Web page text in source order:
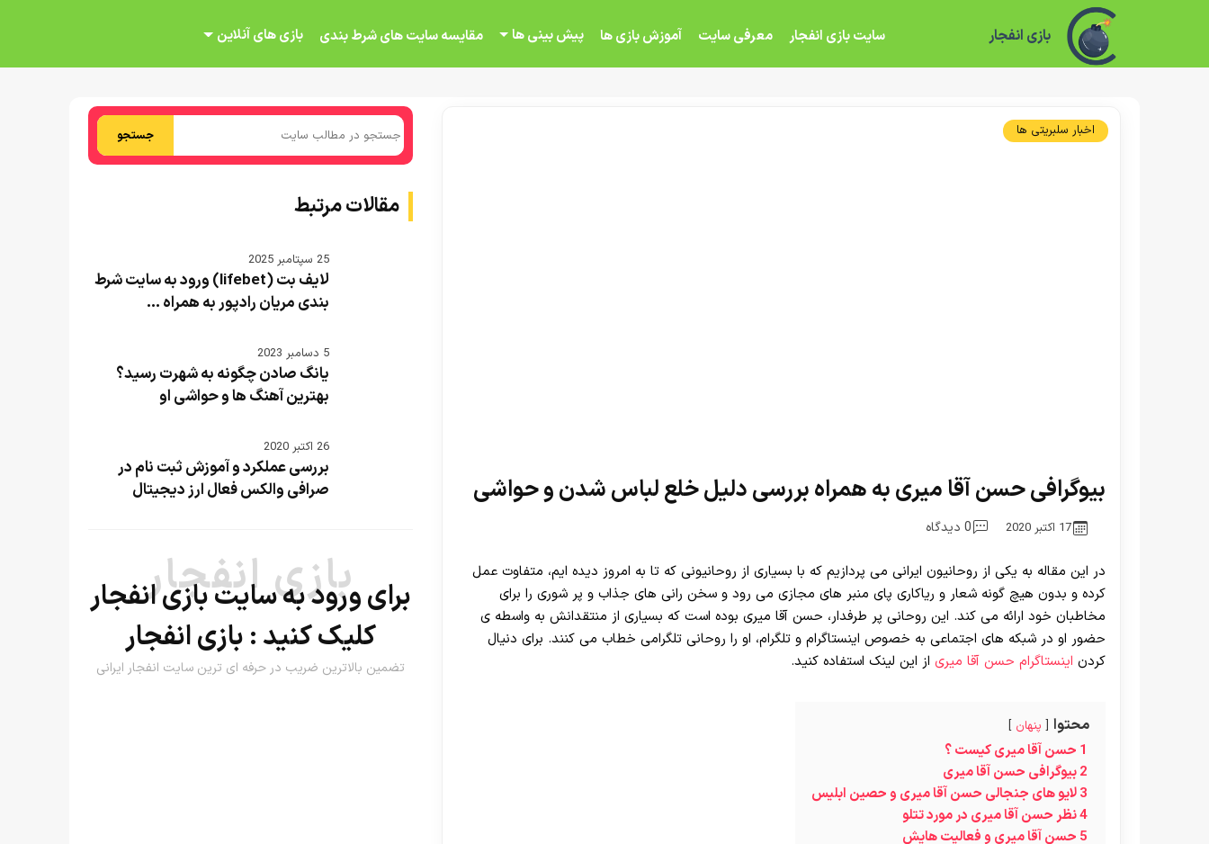
بازی انفجار سایت بازی انفجار معرفی سایت آموزش بازی ها پیش بینی ها مقایسه سایت های شرط بندی بازی های آنلاین
اخبار سلبریتی ها
بیوگرافی حسن آقا میری به همراه بررسی دلیل خلع لباس شدن و حواشی
17 اکتبر 2020 0 دیدگاه
در این مقاله به یکی از روحانیون ایرانی می پردازیم که با بسیاری از روحانیونی که تا به امروز دیده ایم، متفاوت عمل
کرده و بدون هیچ گونه شعار و ریاکاری پای منبر های مجازی می رود و سخن رانی های جذاب و پر شوری را برای
مخاطبان خود ارائه می کند. این روحانی پر طرفدار، حسن آقا میری بوده است که بسیاری از منتقدانش به واسطه ی
حضور او در شبکه های اجتماعی به خصوص اینستاگرام و تلگرام، او را روحانی تلگرامی خطاب می کنند. برای دنیال
کردن اینستاگرام حسن آقا میری از این لینک استفاده کنید.
محتوا پنهان
1 حسن آقا میری کیست ؟
2بیوگرافی حسن آقا میری
3لایو های جنجالی حسن آقا میری و حصین ابلیس
4نظر حسن آقا میری در مورد تتلو
5 حسن آقا میری و فعالیت هایش
جستجو
مقالات مرتبط
25 سپتامبر 2025
لایف بت (lifebet) ورود به سایت شرط
بندی مریان رادپور به همراه ...
5 دسامبر 2023
یانگ صادن چگونه به شهرت رسید؟
بهترین آهنگ ها و حواشی او
26 اکتبر 2020
بررسی عملکرد و آموزش ثبت نام در
صرافی والکس فعال ارز دیجیتال
بازی انفجار
برای ورود به سایت بازی انفجار
کلیک کنید : بازی انفجار
تضمین بالاترین ضریب در حرفه ای ترین سایت انفجار ایرانی